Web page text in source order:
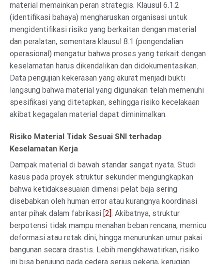
material memainkan peran strategis. Klausul 6.1.2
(identifikasi bahaya) mengharuskan organisasi untuk
mengidentifikasi risiko yang berkaitan dengan material
dan peralatan, sementara klausul 8.1 (pengendalian
operasional) mengatur bahwa proses yang terkait dengan
keselamatan harus dikendalikan dan didokumentasikan.
Data pengujian kekerasan yang akurat menjadi bukti
langsung bahwa material yang digunakan telah memenuhi
spesifikasi yang ditetapkan, sehingga risiko kecelakaan
akibat kegagalan material dapat diminimalkan.
Risiko Material Tidak Sesuai SNI terhadap
Keselamatan Kerja
Dampak material di bawah standar sangat nyata. Studi
kasus pada proyek struktur sekunder mengungkapkan
bahwa ketidaksesuaian dimensi pelat baja sering
disebabkan oleh human error atau kurangnya koordinasi
antar pihak dalam fabrikasi [2]. Akibatnya, struktur
berpotensi tidak mampu menahan beban rencana, memicu
deformasi atau retak dini, hingga menurunkan umur pakai
bangunan secara drastis. Lebih mengkhawatirkan, risiko
ini bisa berujung pada cedera serius pekerja, kerugian